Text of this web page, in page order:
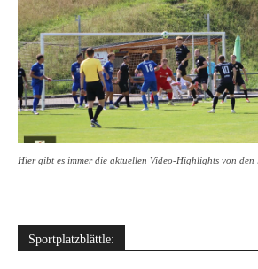
Hier gibt es immer die aktuellen Video-Highlights von den
Sportplatzblättle: